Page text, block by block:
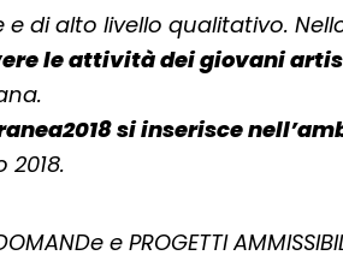
di alto livello qualitativo.
le attività dei giovani
si inserisce
e PROGETTI